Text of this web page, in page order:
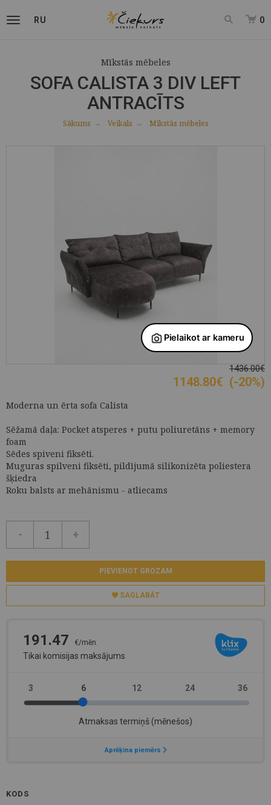
RU 0
Mīkstās mēbeles
SOFA CALISTA 3 DIV LEFT
ANTRACĪTS
Sākums Veikals Mīkstās mēbeles
1436.00€
1148.80€ (-20%)
Moderna un ērta sofa Calista
Sēžamā daļa: Pocket atsperes + putu poliuretāns + memory
foam
Sēdes spiveni fiksēti.
Muguras spilveni fiksēti, pildījumā silikonizēta poliestera
šķiedra
Roku balsts ar mehānismu - atliecams
- +
PIEVIENOT GROZAM
SAGLABĀT
KODS